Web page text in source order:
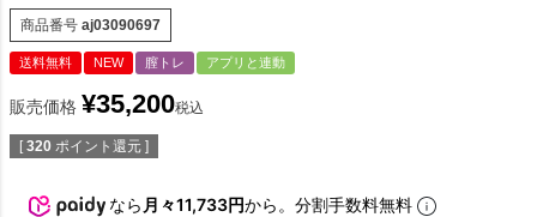
商品番号 aj03090697
送料無料 NEW 膣トレ アプリと連動
販売価格 ¥35,200税込
[ 320 ポイント還元 ]
なら 月々11,733円から。分割手数料無料